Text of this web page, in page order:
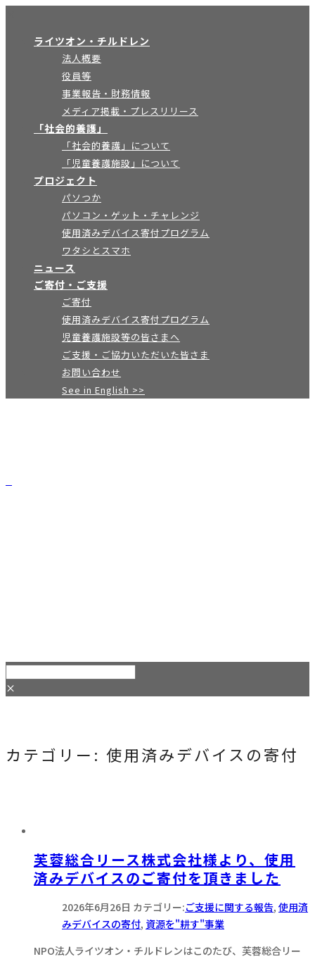
ライツオン・チルドレン
法人概要
役員等
事業報告・財務情報
メディア掲載・プレスリリース
「社会的養護」
「社会的養護」について
「児童養護施設」について
プロジェクト
パソつか
パソコン・ゲット・チャレンジ
使用済みデバイス寄付プログラム
ワタシとスマホ
ニュース
ご寄付・ご支援
ご寄付
使用済みデバイス寄付プログラム
児童養護施設等の皆さまへ
ご支援・ご協力いただいた皆さま
お問い合わせ
See in English >>
×
カテゴリー: 使用済みデバイスの寄付
芙蓉総合リース株式会社様より、使用
済みデバイスのご寄付を頂きました
2026年6月26日 カテゴリー:ご支援に関する報告, 使用済
みデバイスの寄付, 資源を"耕す"事業
NPO法人ライツオン・チルドレンはこのたび、芙蓉総合リー